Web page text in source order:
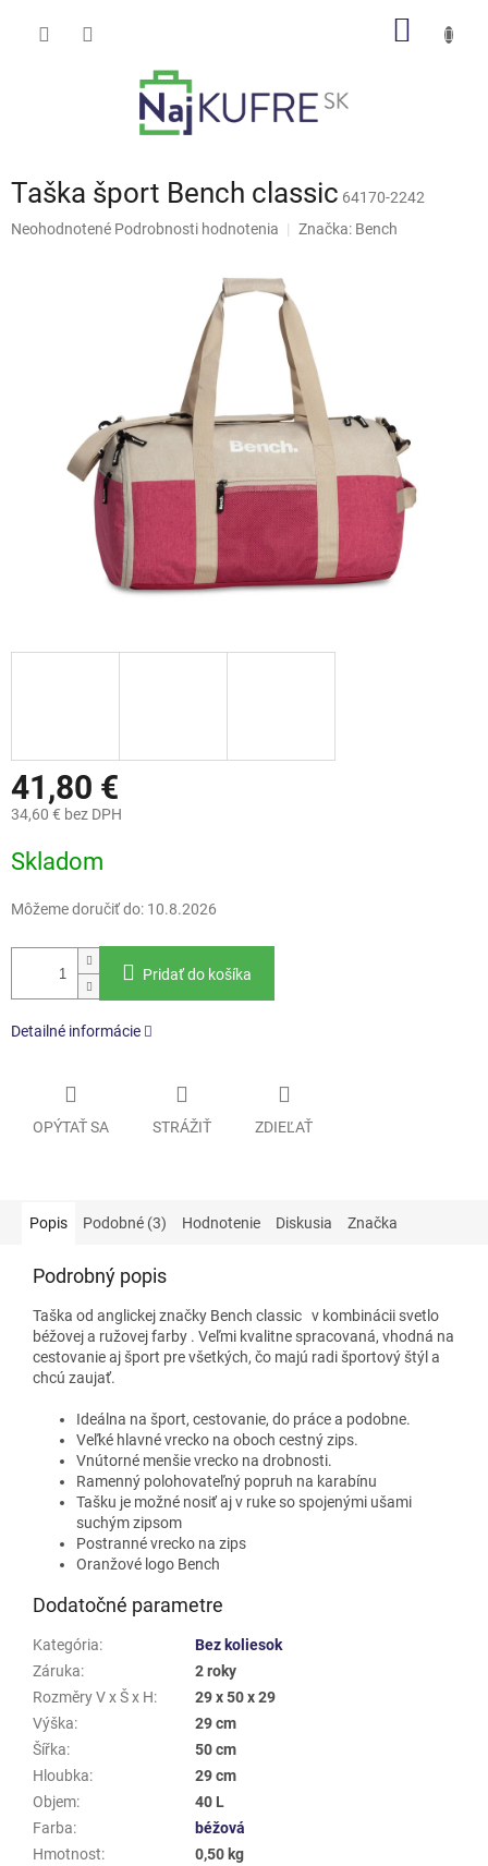
Taška šport Bench classic 64170-2242
Priemerné
Neohodnotené Podrobnosti hodnotenia Značka: Bench
41,80 €
34,60 € bez DPH
cena:
Skladom
Môžeme doručiť do: 10.8.2026
Pridať do košíka
Detailné informácie
OPÝTAŤ SA STRÁŽIŤ ZDIEĽAŤ
Popis Podobné (3) Hodnotenie Diskusia Značka
Podrobný popis
Taška od anglickej značky Bench classic v kombinácii svetlo
béžovej a ružovejfarby . Veľmi kvalitne spracovaná, vhodná na
cestovanie aj šport pre všetkých, čo majú radi športový štýl a
chcú zaujať.
Ideálna na šport, cestovanie, do práce a podobne.
Veľké hlavné vrecko na oboch cestný zips.
Vnútorné menšie vrecko na drobnosti.
Ramenný polohovateľný popruh na karabínu
Tašku je možné nosiť aj v ruke so spojenými ušami
suchým zipsom
Postranné vrecko na zips
Oranžové logo Bench
Dodatočné parametre
Kategória:
Bez koliesok
Záruka:
2 roky
Rozměry V x Š x H:
29 x 50 x 29
Výška:
29 cm
Šířka:
50 cm
Hloubka:
29 cm
Objem:
40 L
Farba:
béžová
Hmotnost:
0,50 kg